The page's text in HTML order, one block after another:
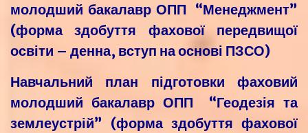
молодший бакалавр ОПП “Менеджмент”
(форма здобуття фахової передвищої
освіти – денна, вступ на основі ПЗСО)
Навчальний план підготовки фаховий
молодший бакалавр ОПП “Геодезія та
землеустрій” (форма здобуття фахової